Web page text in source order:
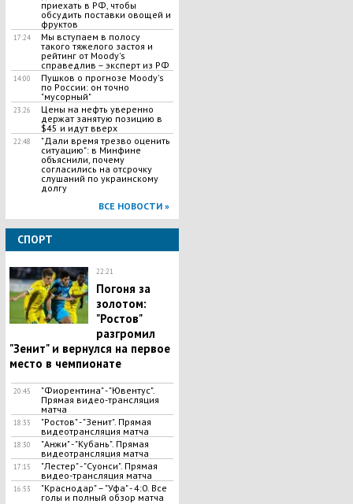
приехать в РФ, чтобы
обсудить поставки овощей и
фруктов
17:24
Мы вступаем в полосу
такого тяжелого застоя и
рейтинг от Moody's
справедлив – эксперт из РФ
14:00
Пушков о прогнозе Moody's
по России: он точно
"мусорный"
23:26
Цены на нефть уверенно
держат занятую позицию в
$45 и идут вверх
22:48
"Дали время трезво оценить
ситуацию": в Минфине
объяснили, почему
согласились на отсрочку
слушаний по украинскому
долгу
ВСЕ НОВОСТИ »
СПОРТ
22:21
Погоня за
золотом:
"Ростов"
разгромил
"Зенит" и вернулся на первое
место в чемпионате
20:45
"Фиорентина" - "Ювентус".
Прямая видео-трансляция
матча
18:35
"Ростов" - "Зенит". Прямая
видеотрансляция матча
18:30
"Анжи" - "Кубань". Прямая
видеотрансляция матча
17:15
"Лестер" - "Суонси". Прямая
видео-трансляция матча
16:53
"​Краснодар" – "Уфа" - 4:0. Все
голы и полный обзор матча